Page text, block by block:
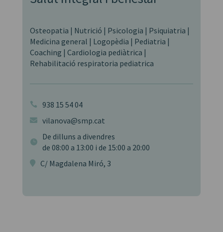
Osteopatia | Nutrició | Psicologia | Psiquiatria |
Medicina general | Logopèdia | Pediatria |
Coaching | Cardiologia pediàtrica |
Rehabilitació respiratoria pediatrica
 938 15 54 04
 vilanova@smp.cat

De dilluns a divendres
de 08:00 a 13:00 i de 15:00 a 20:00
 C/ Magdalena Miró, 3